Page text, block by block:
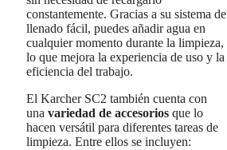
constantemente. Gracias a su sistema de
llenado fácil, puedes añadir agua en
cualquier momento durante la limpieza,
lo que mejora la experiencia de uso y la
eficiencia del trabajo.
El Karcher SC2 también cuenta con
una variedad de accesorios que lo
hacen versátil para diferentes tareas de
limpieza. Entre ellos se incluyen: